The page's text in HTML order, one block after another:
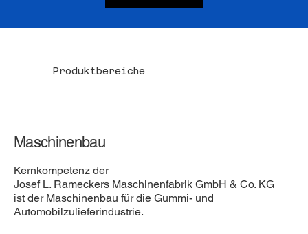
Produktbereiche
Maschinenbau
Kernkompetenz der
Josef L. Rameckers Maschinenfabrik GmbH & Co. KG
ist der Maschinenbau für die Gummi- und
Automobilzulieferindustrie.